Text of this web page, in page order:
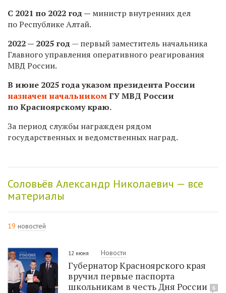
С 2021 по 2022 год — министр внутренних дел
по Республике Алтай.
2022 — 2025 год — первый заместитель начальника
Главного управления оперативного реагирования
МВД России.
В июне 2025 года указом президента России
назначен начальникомГУ МВД России
по Красноярскому краю.
За период службы награжден рядом
государственных и ведомственных наград.
Соловьёв Александр Николаевич — все
материалы
19 новостей
12 июня Новости
Губернатор Красноярского края
вручил первые паспорта
школьникам в честь Дня России
6